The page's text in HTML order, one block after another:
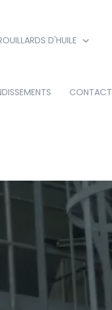
D'HUILE
CONTACT